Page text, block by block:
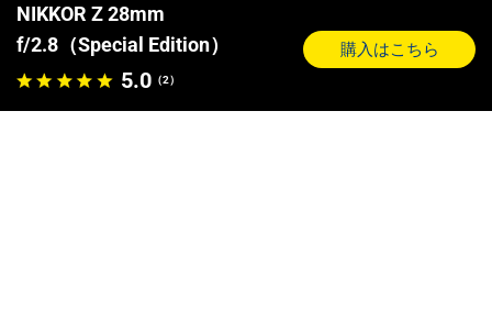
NIKKOR Z 28mm
f/2.8（Special Edition）
5.0 （2）
購入はこちら